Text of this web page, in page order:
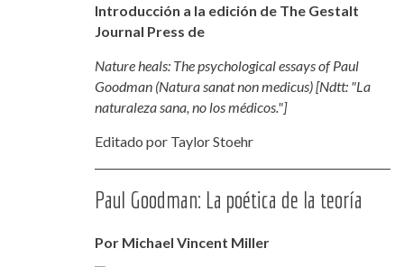
Introducción a la edición de The Gestalt
Journal Press de
Nature heals: The psychological essays of Paul
Goodman (Natura sanat non medicus) [Ndtt: "La
naturaleza sana, no los médicos."]
Editado por Taylor Stoehr
Paul Goodman: La poética de la teoría
Por Michael Vincent Miller